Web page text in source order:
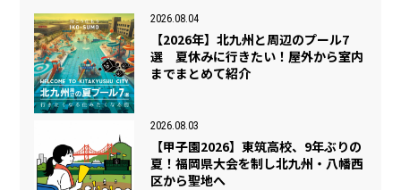
2026.08.04
【2026年】北九州と周辺のプール7
選 夏休みに行きたい！屋外から室内
までまとめて紹介
2026.08.03
【甲子園2026】東筑高校、9年ぶりの
夏！福岡県大会を制し北九州・八幡西
区から聖地へ